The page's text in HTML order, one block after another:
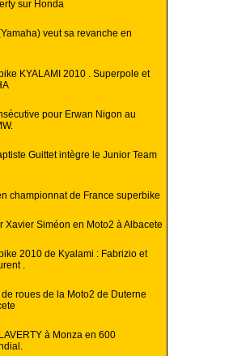
sur Honda
veut sa revanche en
KYALAMI 2010 . Superpole et
pour Erwan Nigon au
Guittet intègre le Junior Team
championnat de France superbike
Xavier Siméon en Moto2 à Albacete
2010 de Kyalami : Fabrizio et
.
roues de la Moto2 de Duterne
à Monza en 600